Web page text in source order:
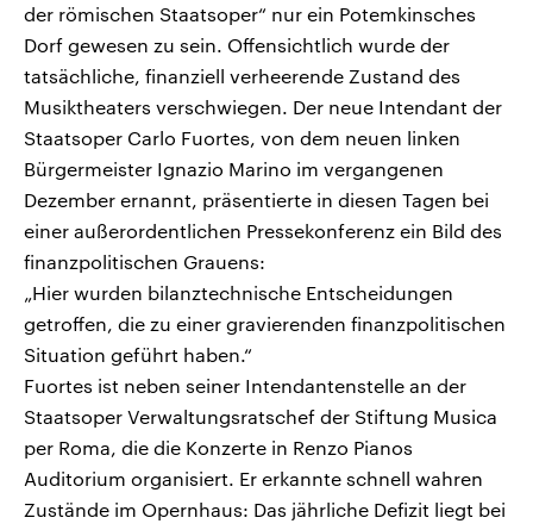
der römischen Staatsoper“ nur ein Potemkinsches
Dorf gewesen zu sein. Offensichtlich wurde der
tatsächliche, finanziell verheerende Zustand des
Musiktheaters verschwiegen. Der neue Intendant der
Staatsoper Carlo Fuortes, von dem neuen linken
Bürgermeister Ignazio Marino im vergangenen
Dezember ernannt, präsentierte in diesen Tagen bei
einer außerordentlichen Pressekonferenz ein Bild des
finanzpolitischen Grauens:
„Hier wurden bilanztechnische Entscheidungen
getroffen, die zu einer gravierenden finanzpolitischen
Situation geführt haben.“
Fuortes ist neben seiner Intendantenstelle an der
Staatsoper Verwaltungsratschef der Stiftung Musica
per Roma, die die Konzerte in Renzo Pianos
Auditorium organisiert. Er erkannte schnell wahren
Zustände im Opernhaus: Das jährliche Defizit liegt bei